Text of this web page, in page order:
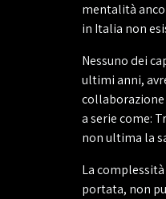
mentalità
in Italia non
Nessuno dei
ultimi anni,
a serie come:
non ultima la
La
portata, non